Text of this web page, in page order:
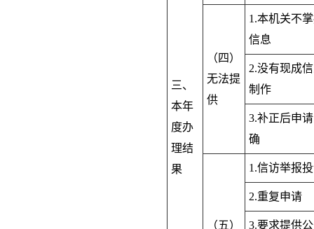
三、
本年
度办
理结
果
（四）
无法提
供
1.本机关不
信息
2.没有现成
制作
3.补正后申
确
（五）
1.信访举报
2.重复申请
3.要求提供